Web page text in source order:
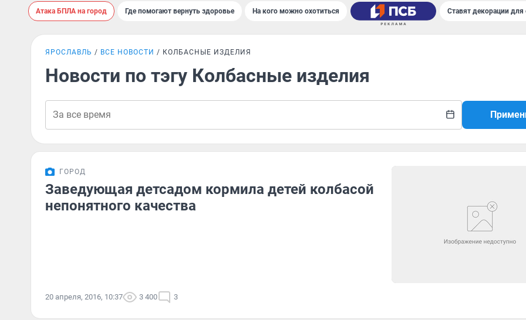
Атака БПЛА на город Где помогают вернуть здоровье На кого можно охотиться Ставят декорации
ЯРОСЛАВЛЬ ВСЕ НОВОСТИ КОЛБАСНЫЕ ИЗДЕЛИЯ
Новости по тэгу Колбасные изделия
ГОРОД
Заведующая детсадом кормила детей колбасой
непонятного качества
20 апреля, 2016, 10:37 3 400 3